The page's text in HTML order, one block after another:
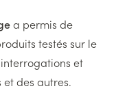
a permis de
testés sur le
et
des autres.